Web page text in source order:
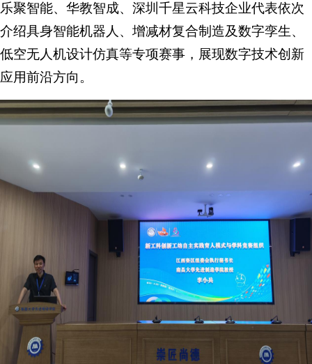
乐聚智能、华教智成、深圳千星云科技企业代表依次
介绍具身智能机器人、增减材复合制造及数字孪生、
低空无人机设计仿真等专项赛事，展现数字技术创新
应用前沿方向。